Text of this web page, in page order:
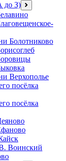
до З) открыть
меню
Болотниково
Верхополье
посёлка
посёлка
Воинский